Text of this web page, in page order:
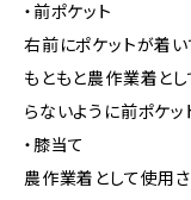
・前ポケット
右前にポケットが着い
もともと農作業着と
らないように前ポケッ
・膝当て
農作業着として使用